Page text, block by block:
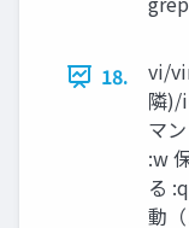
18.
vi/
隣)/
マ
:w
る
動